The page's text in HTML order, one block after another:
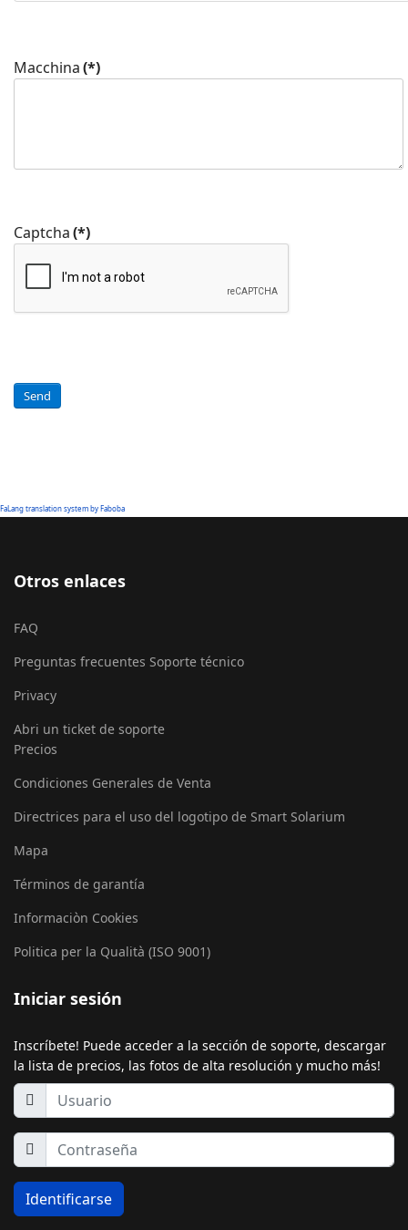
Macchina(*)
Captcha(*)
Send
FaLang translation system by Faboba
Otros enlaces
FAQ
Preguntas frecuentes Soporte técnico
Privacy
Abri un ticket de soporte
Precios
Condiciones Generales de Venta
Directrices para el uso del logotipo de Smart Solarium
Mapa
Términos de garantía
Informaciòn Cookies
Politica per la Qualità (ISO 9001)
Iniciar sesión
Inscríbete! Puede acceder a la sección de soporte, descargar
la lista de precios, las fotos de alta resolución y mucho más!
Identificarse